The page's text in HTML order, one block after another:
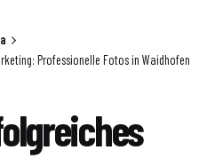
Professionelle Fotos in Waidhofen